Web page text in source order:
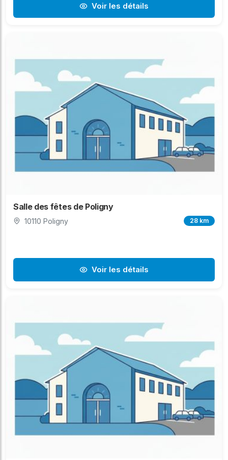
Voir les détails
Salle des fêtes de Poligny
10110 Poligny 28 km
Voir les détails